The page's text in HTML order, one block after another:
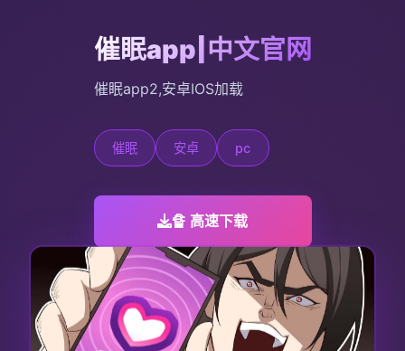
催眠app|中文官网
催眠app2,安卓IOS加载
催眠 安卓 pc
🔏 高速下载